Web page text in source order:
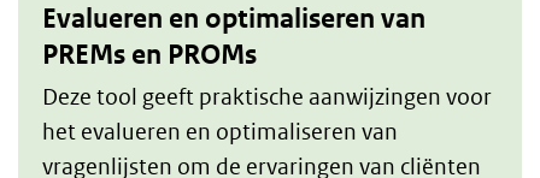
Evalueren en optimaliseren van
PREMs en PROMs
Deze tool geeft praktische aanwijzingen voor
het evalueren en optimaliseren van
vragenlijsten om de ervaringen van cliënten